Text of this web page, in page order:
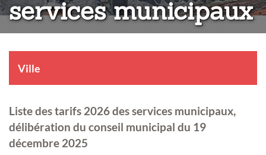
services municipaux
Ville
Liste des tarifs 2026 des services municipaux,
délibération du conseil municipal du 19
décembre 2025